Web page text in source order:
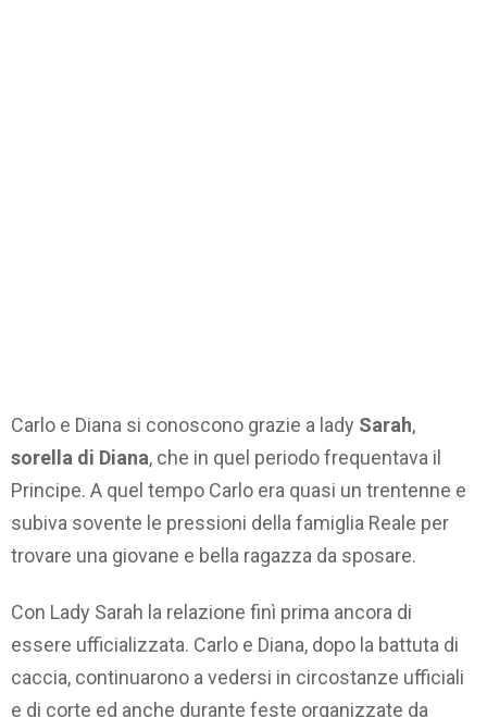
Carlo e Diana si conoscono grazie a lady Sarah,
sorella di Diana, che in quel periodo frequentava il
Principe. A quel tempo Carlo era quasi un trentenne e
subiva sovente le pressioni della famiglia Reale per
trovare una giovane e bella ragazza da sposare.
Con Lady Sarah la relazione finì prima ancora di
essere ufficializzata. Carlo e Diana, dopo la battuta di
caccia, continuarono a vedersi in circostanze ufficiali
e di corte ed anche durante feste organizzate da